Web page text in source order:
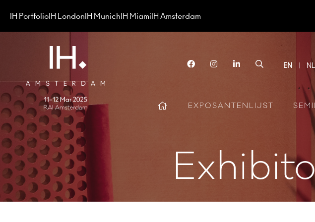
IH PortfolioIH LondonIH MunichIH MiamiIH Amsterdam
FacebookInstagramLinkedIn Search
EN NL
EXPOSANTENLIJST